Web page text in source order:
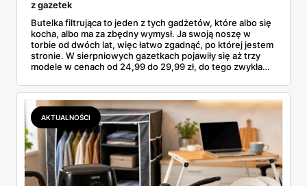
z gazetek
Butelka filtrująca to jeden z tych gadżetów, które albo się
kocha, albo ma za zbędny wymysł. Ja swoją noszę w
torbie od dwóch lat, więc łatwo zgadnąć, po której jestem
stronie. W sierpniowych gazetkach pojawiły się aż trzy
modele w cenach od 24,99 do 29,99 zł, do tego zwykła
wszystkie oferty i policzyłam, kiedy taki zakup faktycznie
się opłaca.
AKTUALNOŚCI